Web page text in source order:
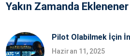
Yakın Zamanda Eklenener
Pilot Olabilmek İçin
Haziran 11, 2025